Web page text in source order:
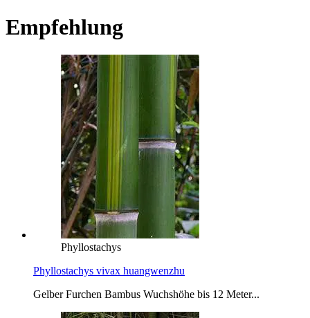
Empfehlung
Phyllostachys
Phyllostachys vivax huangwenzhu
Gelber Furchen Bambus Wuchshöhe bis 12 Meter...